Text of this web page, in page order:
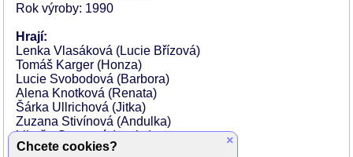
Rok výroby: 1990
Hrají:
Lenka Vlasáková (Lucie Břízová)
Tomáš Karger (Honza)
Lucie Svobodová (Barbora)
Alena Knotková (Renata)
Šárka Ullrichová (Jitka)
Zuzana Stivínová (Andulka)
Libuše Geprtová (matka)
Miriam Chytilová (Miska)
×
Chcete cookies?